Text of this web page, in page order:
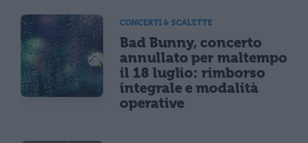
CONCERTI & SCALETTE
Bad Bunny, concerto
annullato per maltempo
il 18 luglio: rimborso
integrale e modalità
operative